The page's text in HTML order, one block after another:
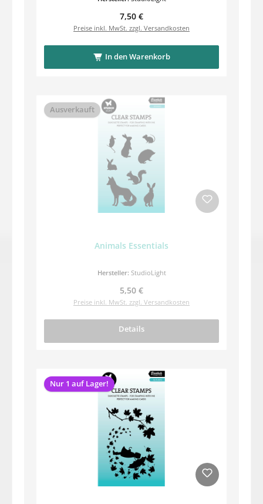
Regulärer Preis:
7,50 €
Preise inkl. MwSt. zzgl. Versandkosten
In den Warenkorb
Ausverkauft
Animals Essentials
Hersteller: StudioLight
Regulärer Preis:
5,50 €
Preise inkl. MwSt. zzgl. Versandkosten
Details
Nur 1 auf Lager!